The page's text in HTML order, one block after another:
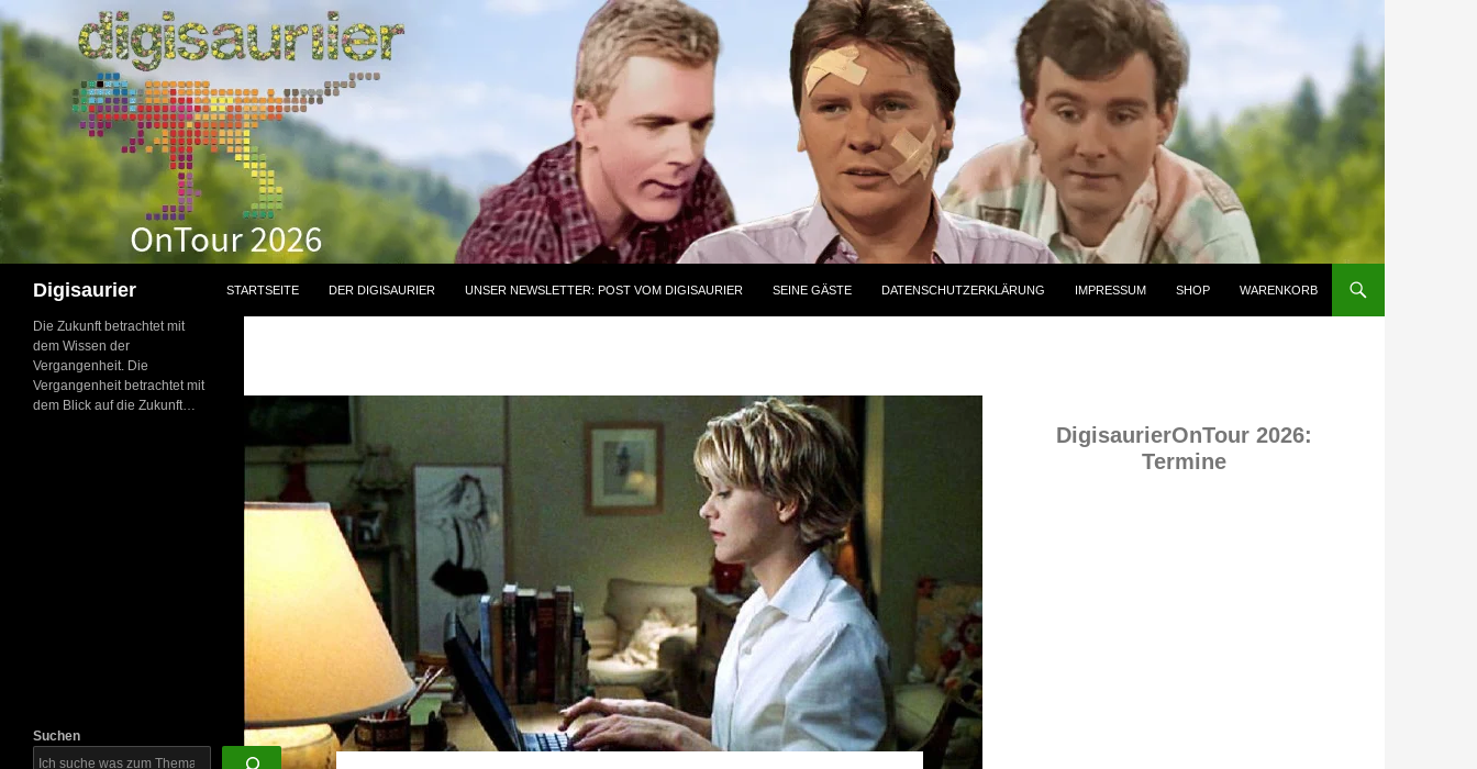
Zum
Inhalt
springen
Digisaurier STARTSEITE DER DIGISAURIER UNSER NEWSLETTER: POST VOM DIGISAURIER SEINE GÄSTE DATENSCHUTZERKLÄRUNG IMPRESSUM SHOP WARENKORB
DigisaurierOnTour 2026:
Termine
Die Zukunft betrachtet mit
dem Wissen der
Vergangenheit. Die
Vergangenheit betrachtet mit
dem Blick auf die Zukunft…
Suchen